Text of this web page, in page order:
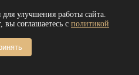
маркетплейсы
и защита бизнеса с
улучшения работы сайта.
вы соглашаетесь с политикой